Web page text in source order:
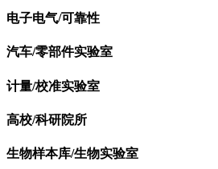
电子电气/可靠性
汽车/零部件实验室
计量/校准实验室
高校/科研院所
生物样本库/生物实验室